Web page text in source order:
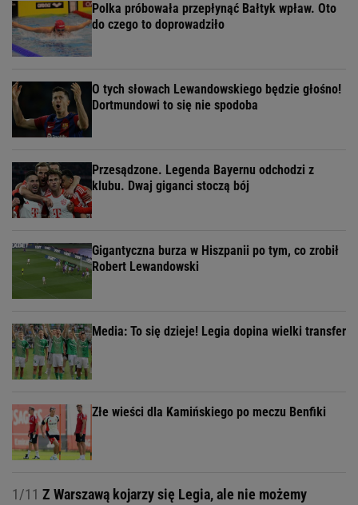
Polka próbowała przepłynąć Bałtyk wpław. Oto
do czego to doprowadziło
O tych słowach Lewandowskiego będzie głośno!
Dortmundowi to się nie spodoba
Przesądzone. Legenda Bayernu odchodzi z
klubu. Dwaj giganci stoczą bój
Gigantyczna burza w Hiszpanii po tym, co zrobił
Robert Lewandowski
Media: To się dzieje! Legia dopina wielki transfer
Złe wieści dla Kamińskiego po meczu Benfiki
1/11 Z Warszawą kojarzy się Legia, ale nie możemy